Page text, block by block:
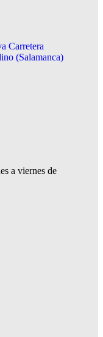
Carretera
(Salamanca)
a viernes de